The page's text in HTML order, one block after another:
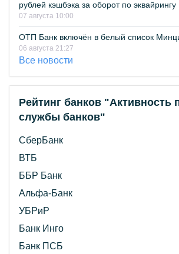
рублей кэшбэка за оборот по эквайрингу
07 августа 10:00
ОТП Банк включён в белый список
06 августа 21:27
Все новости
Рейтинг банков "Активность
службы банков"
СберБанк
ВТБ
ББР Банк
Альфа-Банк
УБРиР
Банк Инго
Банк ПСБ